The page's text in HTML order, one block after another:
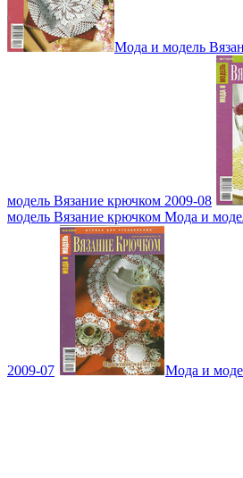
Мода и модель
модель Вязание крючком 2009-08
модель Вязание крючком Мода и
2009-07 Мода и